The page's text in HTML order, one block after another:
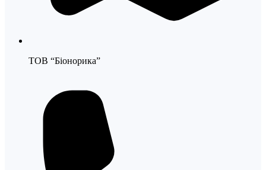
ТОВ “Біонорика”